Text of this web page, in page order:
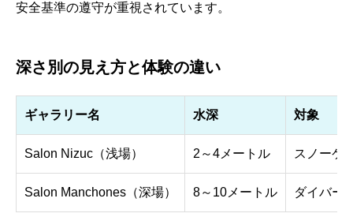
安全基準の遵守が重視されています。
深さ別の見え方と体験の違い
ギャラリー名 水深 対象
Salon Nizuc（浅場） 2～4メートル スノーケ
Salon Manchones（深場） 8～10メートル ダイバー